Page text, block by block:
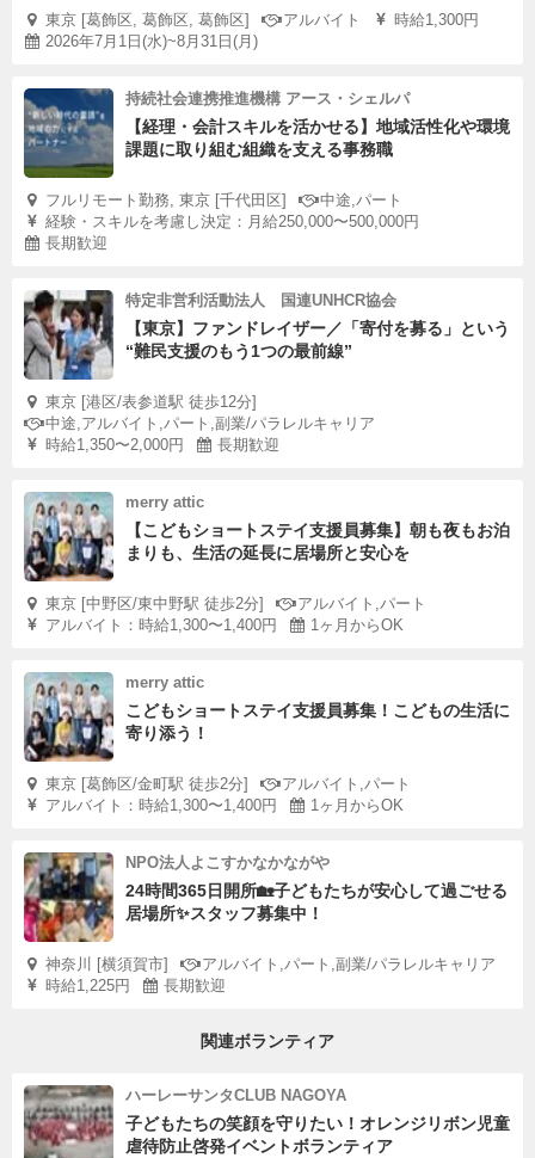
東京 [葛飾区, 葛飾区, 葛飾区] アルバイト
時給1,300円
2026年7月1日(水)~8月31日(月)
持続社会連携推進機構 アース・シェルパ
【経理・会計スキルを活かせる】地域活性化や環境
課題に取り組む組織を支える事務職
フルリモート勤務, 東京 [千代田区]
中途,パート
経験・スキルを考慮し決定：月給250,000〜500,000円
長期歓迎
特定非営利活動法人 国連UNHCR協会
【東京】ファンドレイザー／「寄付を募る」という
“難民支援のもう1つの最前線”
東京 [港区/表参道駅 徒歩12分]
中途,アルバイト,パート,副業/パラレルキャリア
時給1,350〜2,000円
長期歓迎
merry attic
【こどもショートステイ支援員募集】朝も夜もお泊
まりも、生活の延長に居場所と安心を
東京 [中野区/東中野駅 徒歩2分]
アルバイト,パート
アルバイト：時給1,300〜1,400円
1ヶ月からOK
merry attic
こどもショートステイ支援員募集！こどもの生活に
寄り添う！
東京 [葛飾区/金町駅 徒歩2分]
アルバイト,パート
アルバイト：時給1,300〜1,400円
1ヶ月からOK
NPO法人よこすかなかながや
24時間365日開所🏡子どもたちが安心して過ごせる
居場所✨スタッフ募集中！
神奈川 [横須賀市]
アルバイト,パート,副業/パラレルキャリア
時給1,225円
長期歓迎
関連ボランティア
ハーレーサンタCLUB NAGOYA
子どもたちの笑顔を守りたい！オレンジリボン児童
虐待防止啓発イベントボランティア